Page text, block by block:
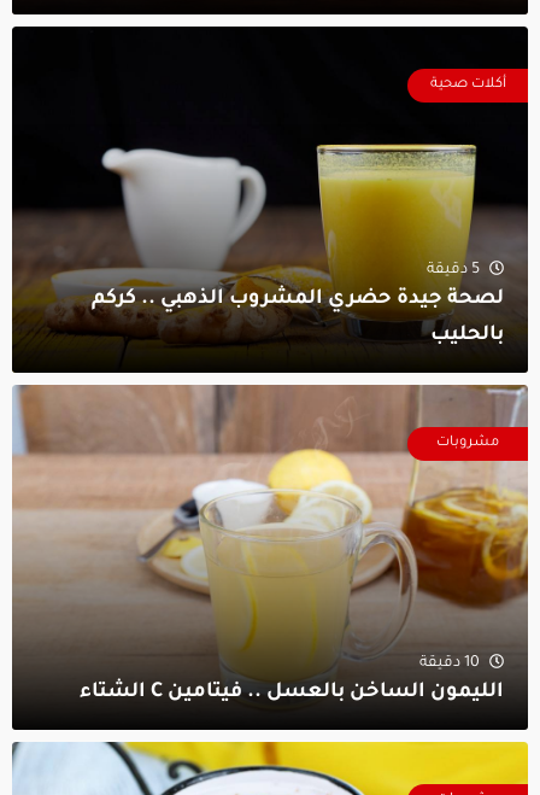
أكلات صحية
5 دقيقة
لصحة جيدة حضري المشروب الذهبي .. كركم
بالحليب
مشروبات
10 دقيقة
الليمون الساخن بالعسل .. فيتامين C الشتاء